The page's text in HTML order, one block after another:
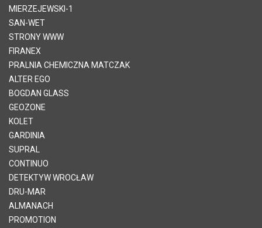
MIERZEJEWSKI-1
SAN-WET
STRONY WWW
FIRANEX
PRALNIA CHEMICZNA MATCZAK
ALTER EGO
BOGDAN GLASS
GEOZONE
KOLET
GARDINIA
SUPRAL
CONTINUO
DETEKTYW WROCŁAW
DRU-MAR
ALMANACH
PROMOTION